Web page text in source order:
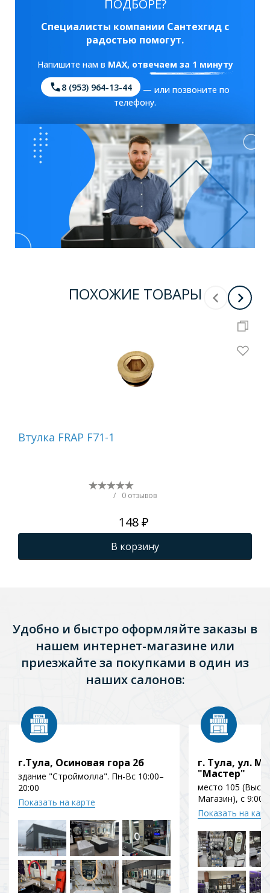
ПОДБОРЕ?
Специалисты компании Сантехгид с
радостью помогут.
Напишите нам в MAX, отвечаем за 1 минуту
8 (953) 964-13-44
— или позвоните по
телефону.
ПОХОЖИЕ ТОВАРЫ
Втулка FRAP F71-1
/ 0 отзывов
148 ₽
В корзину
Удобно и быстро оформляйте заказы в
нашем интернет-магазине или
приезжайте за покупками в один из
наших салонов:
г.Тула, Осиновая гора 2б
здание "Строймолла". Пн-Вс 10:00–
20:00
Показать на карте
г. Тула, ул.
"Мастер"
место 105
Магазин), с 9:00
Показать на